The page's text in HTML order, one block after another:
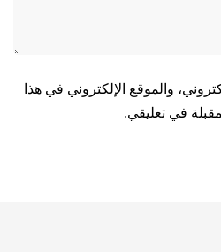
والموقع الإلكتروني في هذا
في تعليقي.